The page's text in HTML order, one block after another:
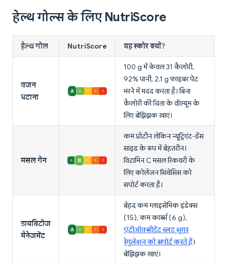
हेल्थ गोल्स के लिए NutriScore
हेल्थ गोल NutriScore यह स्कोर क्यों?
वजन
घटाना
100 g में केवल 31 कैलोरी,
92% पानी, 2.1 g फाइबर पेट
भरने में मदद करता है। बिना
कैलोरी की चिंता के वॉल्यूम के
लिए बेझिझक खाएं।
मसल गेन
कम प्रोटीन लेकिन न्यूट्रिएंट-डेंस
साइड के रूप में बेहतरीन।
विटामिन C मसल रिकवरी के
लिए कोलेजन सिंथेसिस को
सपोर्ट करता है।
डायबिटीज
मैनेजमेंट
बेहद कम ग्लाइसेमिक इंडेक्स
(15), कम कार्ब्स (6 g),
एंटीऑक्सीडेंट ब्लड शुगर
रेगुलेशन को सपोर्ट करते हैं।
बेझिझक खाएं।